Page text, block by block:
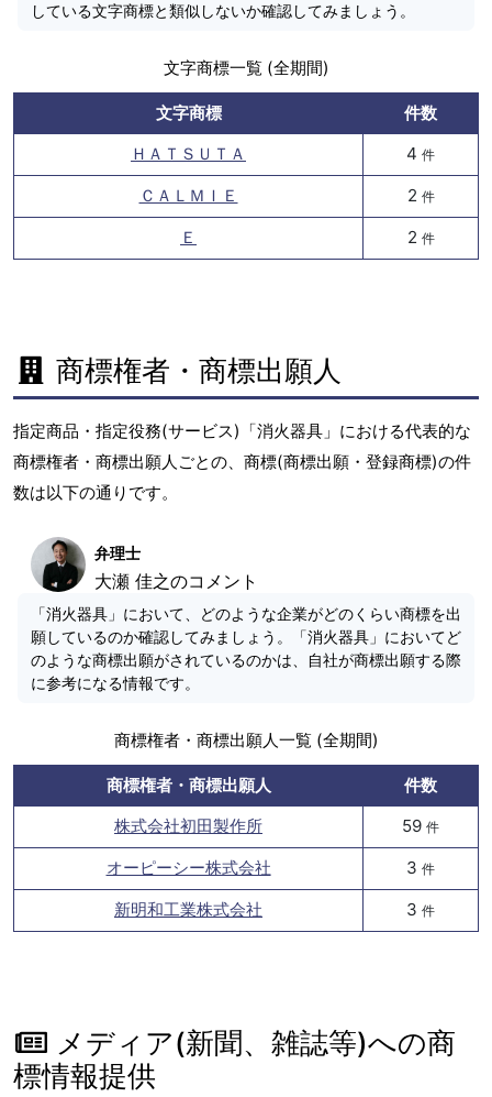
している文字商標と類似しないか確認してみましょう。
文字商標一覧 (全期間)
文字商標
件数
ＨＡＴＳＵＴＡ
4 件
ＣＡＬＭＩＥ 2 件
Ｅ 2 件
商標権者・商標出願人
指定商品・指定役務(サービス)「消火器具」における代表的な
商標権者・商標出願人ごとの、商標(商標出願・登録商標)の件
数は以下の通りです。
弁理士
大瀬 佳之のコメント
「消火器具」において、どのような企業がどのくらい商標を出
願しているのか確認してみましょう。「消火器具」においてど
のような商標出願がされているのかは、自社が商標出願する際
に参考になる情報です。
商標権者・商標出願人一覧 (全期間)
商標権者・商標出願人
件数
株式会社初田製作所
59 件
オーピーシー株式会社 3 件
新明和工業株式会社 3 件
メディア(新聞、雑誌等)への商
標情報提供